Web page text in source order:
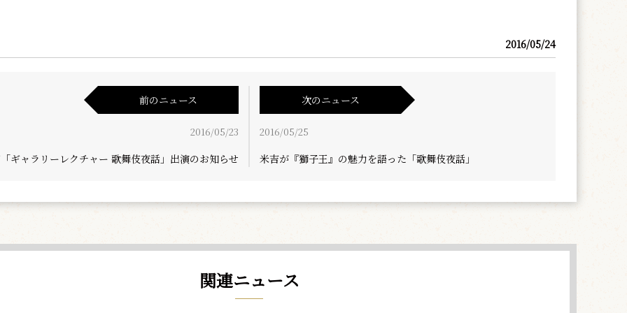
2016/05/24
前のニュース
2016/05/23
ギャラリーレクチャー 歌舞伎夜話」出演のお知らせ
次のニュース
2016/05/25
米吉が『獅子王』の魅力を語った「歌舞伎夜話」
関連ニュース